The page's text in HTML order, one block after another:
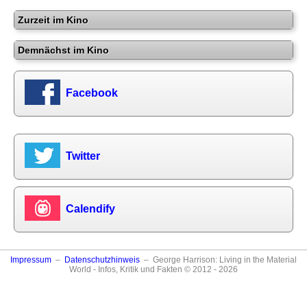
Zurzeit im Kino
Demnächst im Kino
Facebook
Twitter
Calendify
Impressum – Datenschutzhinweis – George Harrison: Living in the Material
World - Infos, Kritik und Fakten © 2012 - 2026